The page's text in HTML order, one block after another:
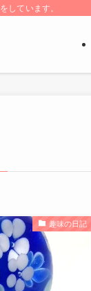
しています。
趣味の日記